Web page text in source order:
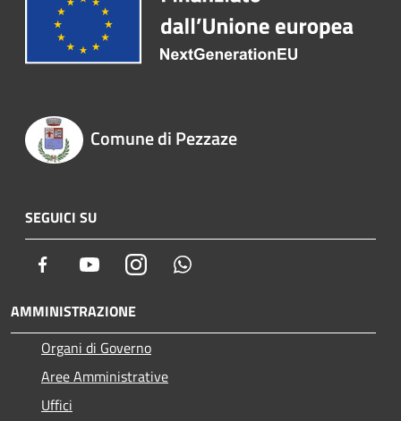
Comune di Pezzaze
SEGUICI SU
Facebook YoutubeInstagram
AMMINISTRAZIONE
Organi di Governo
Aree Amministrative
Uffici